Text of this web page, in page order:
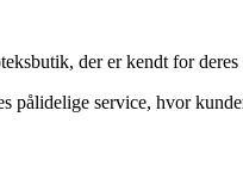
der er kendt for
pålidelige service, hvor